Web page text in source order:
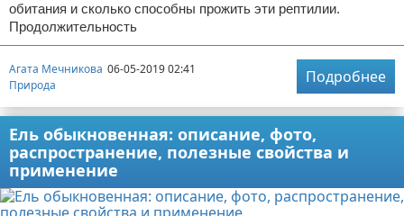
обитания и сколько способны прожить эти рептилии.
Продолжительность
Агата Мечникова 06-05-2019 02:41
Природа
Подробнее
Ель обыкновенная: описание, фото,
распространение, полезные свойства и
применение